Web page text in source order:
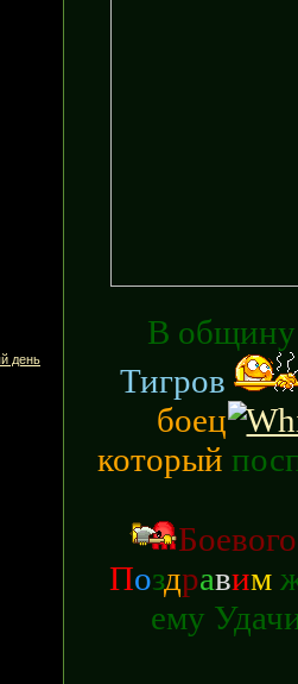
В общину
Тигров
боец
который
Б
Поздравим
ему